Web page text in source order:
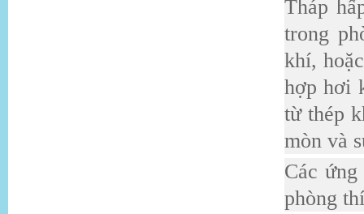
Tháp
trong
khí,
hợp hơi
từ thép
mòn và
Các
phòng